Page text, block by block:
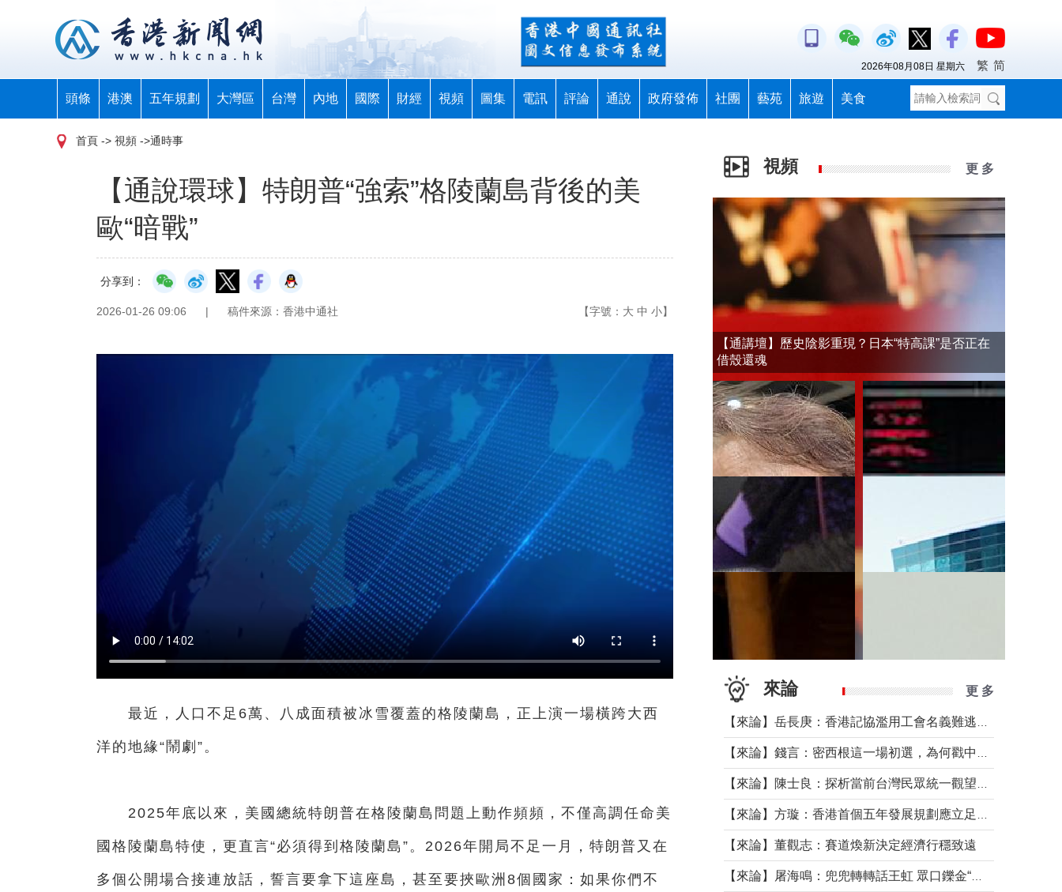
頭條 港澳 五年規劃 大灣區 台灣 內地 國際 財經 視頻 圖集 電訊 評論 通說 政府發佈 社團 藝苑 旅遊 美食
2026年08月08日 星期六 繁 简
首頁 -> 視頻 ->通時事
【通說環球】特朗普“強索”格陵蘭島背後的美
歐“暗戰”
分享到：
2026-01-26 09:06 | 稿件來源：香港中通社 【字號： 大 中 小】
最近，人口不足6萬、八成面積被冰雪覆蓋的格陵蘭島，正上演一場橫跨大西
洋的地緣“鬧劇”。
2025年底以來，美國總統特朗普在格陵蘭島問題上動作頻頻，不僅高調任命美
國格陵蘭島特使，更直言“必須得到格陵蘭島”。2026年開局不足一月，特朗普又在
多個公開場合接連放話，誓言要拿下這座島，甚至要挾歐洲8個國家：如果你們不
視頻 更 多
【通講壇】歷史陰影重現？日本“特高課”是否正在
借殼還魂
來論 更 多
【來論】董觀志：賽道煥新決定經濟行穩致遠